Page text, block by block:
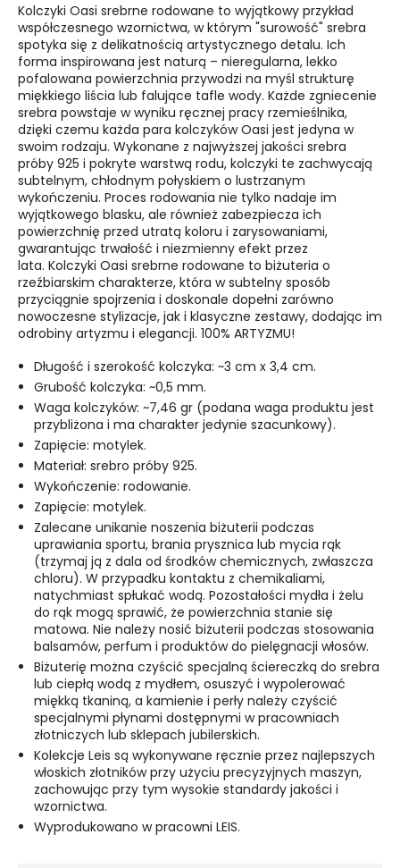
Kolczyki Oasi srebrne rodowane to wyjątkowy przykład
współczesnego wzornictwa, w którym "surowość" srebra
spotyka się z delikatnością artystycznego detalu. Ich
forma inspirowana jest naturą – nieregularna, lekko
pofalowana powierzchnia przywodzi na myśl strukturę
miękkiego liścia lub falujące tafle wody. Każde zgniecenie
srebra powstaje w wyniku ręcznej pracy rzemieślnika,
dzięki czemu każda para kolczyków Oasi jest jedyna w
swoim rodzaju. Wykonane z najwyższej jakości srebra
próby 925 i pokryte warstwą rodu, kolczyki te zachwycają
subtelnym, chłodnym połyskiem o lustrzanym
wykończeniu. Proces rodowania nie tylko nadaje im
wyjątkowego blasku, ale również zabezpiecza ich
powierzchnię przed utratą koloru i zarysowaniami,
gwarantując trwałość i niezmienny efekt przez
lata. Kolczyki Oasi srebrne rodowane to biżuteria o
rzeźbiarskim charakterze, która w subtelny sposób
przyciągnie spojrzenia i doskonale dopełni zarówno
nowoczesne stylizacje, jak i klasyczne zestawy, dodając im
odrobiny artyzmu i elegancji. 100% ARTYZMU!
Długość i szerokość kolczyka: ~3 cm x 3,4 cm.
Grubość kolczyka: ~0,5 mm.
Waga kolczyków: ~7,46 gr (podana waga produktu jest
przybliżona i ma charakter jedynie szacunkowy).
Zapięcie: motylek.
Materiał: srebro próby 925.
Wykończenie: rodowanie.
Zapięcie: motylek.
Zalecane unikanie noszenia biżuterii podczas
uprawiania sportu, brania prysznica lub mycia rąk
(trzymaj ją z dala od środków chemicznych, zwłaszcza
chloru). W przypadku kontaktu z chemikaliami,
natychmiast spłukać wodą. Pozostałości mydła i żelu
do rąk mogą sprawić, że powierzchnia stanie się
matowa. Nie należy nosić biżuterii podczas stosowania
balsamów, perfum i produktów do pielęgnacji włosów.
Biżuterię można czyścić specjalną ściereczką do srebra
lub ciepłą wodą z mydłem, osuszyć i wypolerować
miękką tkaniną, a kamienie i perły należy czyścić
specjalnymi płynami dostępnymi w pracowniach
złotniczych lub sklepach jubilerskich.
Kolekcje Leis są wykonywane ręcznie przez najlepszych
włoskich złotników przy użyciu precyzyjnych maszyn,
zachowując przy tym wysokie standardy jakości i
wzornictwa.
Wyprodukowano w pracowni LEIS.